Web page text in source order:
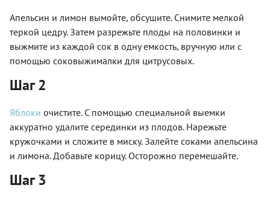
Апельсин и лимон вымойте, обсушите. Снимите мелкой
теркой цедру. Затем разрежьте плоды на половинки и
выжмите из каждой сок в одну емкость, вручную или с
помощью соковыжималки для цитрусовых.
Шаг 2
Яблоки очистите. С помощью специальной выемки
аккуратно удалите серединки из плодов. Нарежьте
кружочками и сложите в миску. Залейте соками апельсина
и лимона. Добавьте корицу. Осторожно перемешайте.
Шаг 3